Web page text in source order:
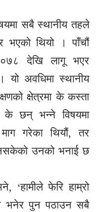
सबै स्थानीय तहले
भएको थियो । पाँचौं
देखि लागू भएर
अवधिमा स्थानीय
क्षेत्रमा के कस्ता
के छन् भन्ने विषयमा
गरेका थियौं, तर
नसकेको उनको भनाई छ
‘हामीले फेरि हाम्रो
भनेर पुन पठाउन सबै